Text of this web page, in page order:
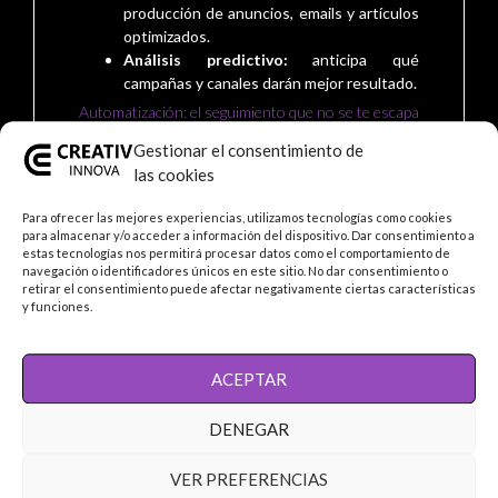
Gestionar el consentimiento de
las cookies
Para ofrecer las mejores experiencias, utilizamos tecnologías como cookies
para almacenar y/o acceder a información del dispositivo. Dar consentimiento a
estas tecnologías nos permitirá procesar datos como el comportamiento de
navegación o identificadores únicos en este sitio. No dar consentimiento o
retirar el consentimiento puede afectar negativamente ciertas características
y funciones.
ACEPTAR
DENEGAR
VER PREFERENCIAS
producción de anuncios, emails y artículos
optimizados.
Análisis predictivo: anticipa qué
campañas y canales darán mejor resultado.
Automatización: el seguimiento que no se te escapa
Muchos negocios pierden clientes simplemente por no
hacer seguimiento. Con flujos automáticos de email y
manualmente.
Cómo empezar sin complicarte
No necesitas implementarlo todo de golpe. Lo ideal es
desde ahí. En nuestraagencia de marketing digital en
implementamos automatización e IA adaptadas
a cada empresa.
Preguntas frecuentes
¿La IA sirve para pequeñas empresas?